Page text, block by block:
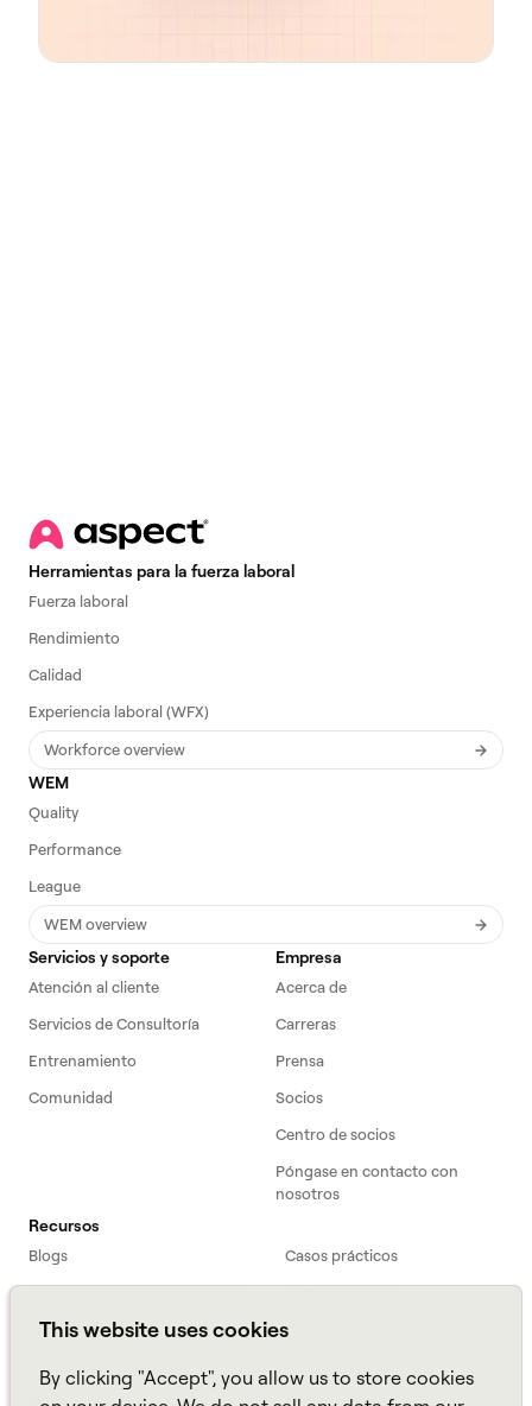
This website uses cookies
By clicking "Accept", you allow us to store cookies
Herramientas para la fuerza laboral
Fuerza laboral
Rendimiento
Calidad
Experiencia laboral (WFX)
Workforce overview
WEM
Quality
Performance
League
WEM overview
Servicios y soporte
Atención al cliente
Servicios de Consultoría
Entrenamiento
Comunidad
Empresa
Acerca de
Carreras
Prensa
Socios
Centro de socios
Póngase en contacto con
nosotros
Recursos
Blogs
Casos prácticos
Webinars
Podcast
Preguntas frecuentes